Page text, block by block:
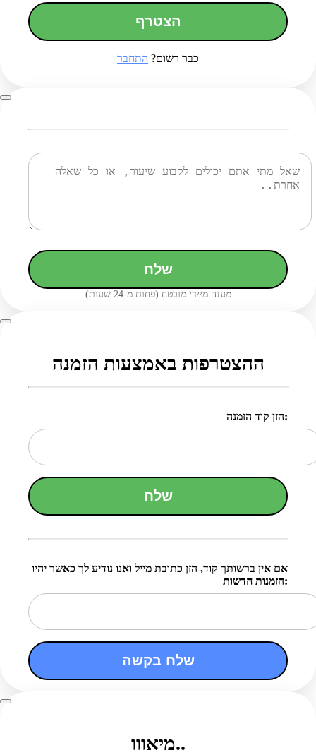
הצטרף
כבר רשום? התחבר
שלח
מענה מיידי מובטח (פחות מ-24 שעות)
ההצטרפות באמצעות הזמנה
הזן קוד הזמנה:
שלח
אם אין ברשותך קוד, הזן כתובת מייל ואנו נודיע לך כאשר יהיו
הזמנות חדשות:
שלח בקשה
מיאווו..